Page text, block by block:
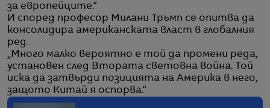
за европейците.“
И според професор Милани Тръмп се опитва да
консолидира американската власт в глобалния
ред.
„Много малко вероятно е той да промени реда,
установен след Втората световна война. Той
иска да затвърди позицията на Америка в него,
защото Китай я оспорва.“